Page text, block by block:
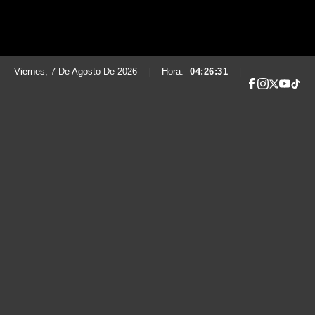
Viernes, 7 De Agosto De 2026 Hora: 04:26:32